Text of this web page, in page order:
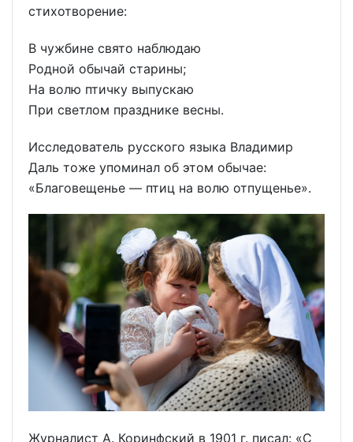
стихотворение:
В чужбине свято наблюдаю
Родной обычай старины;
На волю птичку выпускаю
При светлом празднике весны.
Исследователь русского языка Владимир
Даль тоже упоминал об этом обычае:
«Благовещенье — птиц на волю отпущенье».
Журналист А. Коринфский в 1901 г. писал: «С